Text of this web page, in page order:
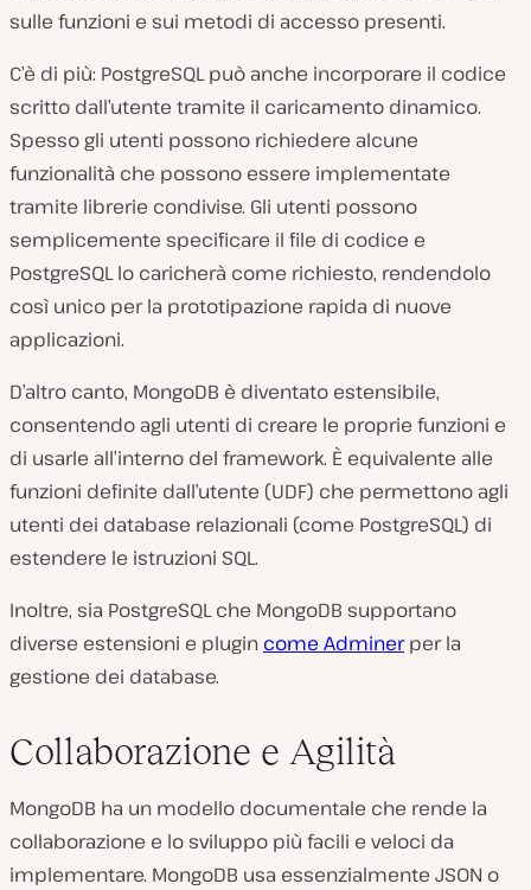
sulle funzioni e sui metodi di accesso presenti.
C’è di più: PostgreSQL può anche incorporare il codice
scritto dall’utente tramite il caricamento dinamico.
Spesso gli utenti possono richiedere alcune
funzionalità che possono essere implementate
tramite librerie condivise. Gli utenti possono
semplicemente specificare il file di codice e
PostgreSQL lo caricherà come richiesto, rendendolo
così unico per la prototipazione rapida di nuove
applicazioni.
D’altro canto, MongoDB è diventato estensibile,
consentendo agli utenti di creare le proprie funzioni e
di usarle all’interno del framework. È equivalente alle
funzioni definite dall’utente (UDF) che permettono agli
utenti dei database relazionali (come PostgreSQL) di
estendere le istruzioni SQL.
Inoltre, sia PostgreSQL che MongoDB supportano
diverse estensioni e plugin come Adminerper la
gestione dei database.
Collaborazione e Agilità
MongoDB ha un modello documentale che rende la
collaborazione e lo sviluppo più facili e veloci da
implementare. MongoDB usa essenzialmente JSON o